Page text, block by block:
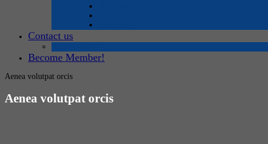
Contact us
Become Member!
Aenea volutpat orcis
Aenea volutpat orcis